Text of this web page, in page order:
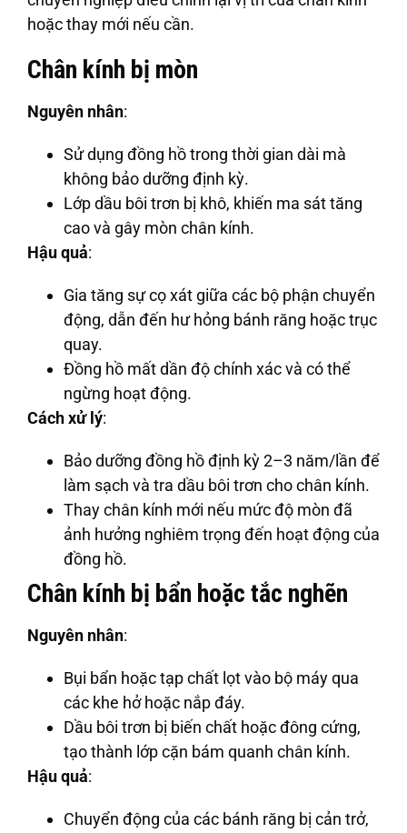
hoặc thay mới nếu cần.
Chân kính bị mòn
Nguyên nhân:
Sử dụng đồng hồ trong thời gian dài mà
không bảo dưỡng định kỳ.
Lớp dầu bôi trơn bị khô, khiến ma sát tăng
cao và gây mòn chân kính.
Hậu quả:
Gia tăng sự cọ xát giữa các bộ phận chuyển
động, dẫn đến hư hỏng bánh răng hoặc trục
quay.
Đồng hồ mất dần độ chính xác và có thể
ngừng hoạt động.
Cách xử lý:
Bảo dưỡng đồng hồ định kỳ 2–3 năm/lần để
làm sạch và tra dầu bôi trơn cho chân kính.
Thay chân kính mới nếu mức độ mòn đã
ảnh hưởng nghiêm trọng đến hoạt động của
đồng hồ.
Chân kính bị bẩn hoặc tắc nghẽn
Nguyên nhân:
Bụi bẩn hoặc tạp chất lọt vào bộ máy qua
các khe hở hoặc nắp đáy.
Dầu bôi trơn bị biến chất hoặc đông cứng,
tạo thành lớp cặn bám quanh chân kính.
Hậu quả:
Chuyển động của các bánh răng bị cản trở,